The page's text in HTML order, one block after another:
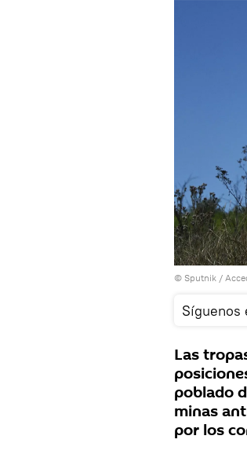
© Sputnik /
Síguenos
Las
poblado
minas
por los